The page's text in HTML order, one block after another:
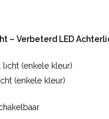
– Verbeterd LED
licht (enkele kleur)
(enkele kleur)